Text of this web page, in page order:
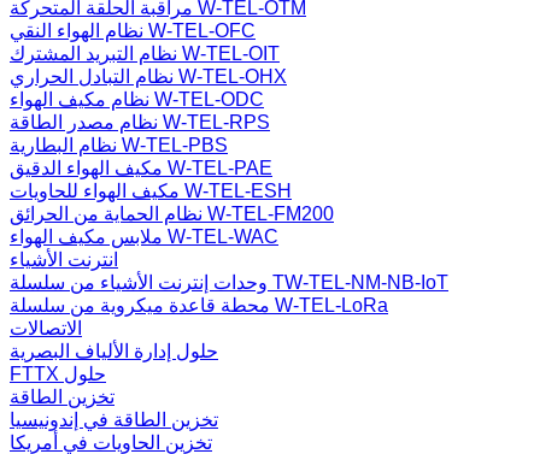
مراقبة الحلقة المتحركة W-TEL-OTM
نظام الهواء النقي W-TEL-OFC
نظام التبريد المشترك W-TEL-OIT
نظام التبادل الحراري W-TEL-OHX
نظام مكيف الهواء W-TEL-ODC
نظام مصدر الطاقة W-TEL-RPS
نظام البطارية W-TEL-PBS
مكيف الهواء الدقيق W-TEL-PAE
مكيف الهواء للحاويات W-TEL-ESH
نظام الحماية من الحرائق W-TEL-FM200
ملابس مكيف الهواء W-TEL-WAC
انترنت الأشياء
وحدات إنترنت الأشياء من سلسلة TW-TEL-NM-NB-IoT
محطة قاعدة ميكروية من سلسلة W-TEL-LoRa
الاتصالات
حلول إدارة الألياف البصرية
FTTX حلول
تخزين الطاقة
تخزين الطاقة في إندونيسيا
تخزين الحاويات في أمريكا